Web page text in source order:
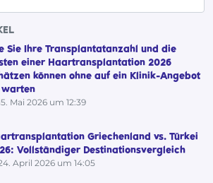
Sie Ihre Transplantatanzahl und die
einer Haartransplantation 2026
können ohne auf ein Klinik-Angebot
warten
Mai 2026 um 12:39
Griechenland vs. Türkei
Vollständiger Destinationsvergleich
April 2026 um 14:05